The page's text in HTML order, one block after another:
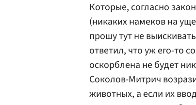
Которые, согласно
(никаких намеков на
прошу тут не
ответил, что уж его-то
оскорблена не будет
Соколов-Митрич
животных, а если их